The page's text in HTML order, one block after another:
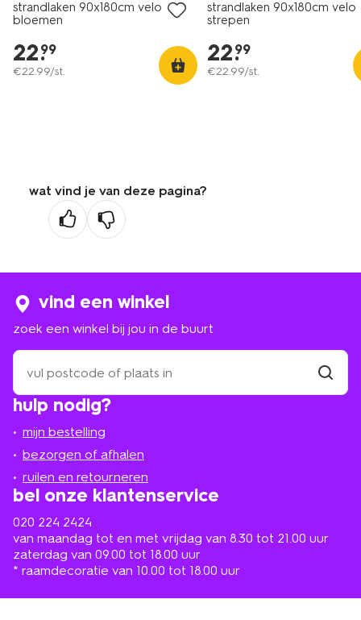
strandlaken 90x180cm velours
bloemen
22.
99
€22.99/st.
strandlaken 90x180cm
strepen
22.
99
€22.99/st.
wat vind je van deze pagina?
hulp nodig?
mijn bestelling
bezorgen of afhalen
ruilen en retourneren
bel onze klantenservice
020 224 2424
van maandag tot en met vrijdag van 8.30 tot 21.00 uur
zaterdag van 09.00 tot 18.00 uur
* raamdecoratie van 10.00 tot 18.00 uur
vind een winkel
zoek een winkel bij jou in de buurt
zoek
een
winkel
bij
in
de
buurt